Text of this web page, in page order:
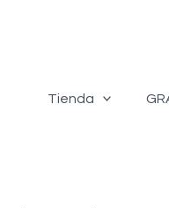
Tienda